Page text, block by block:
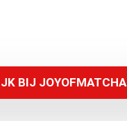
BIJ JOYOFMATCHA